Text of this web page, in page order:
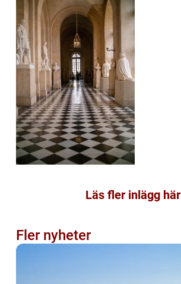
Läs fler inlägg här
Fler nyheter